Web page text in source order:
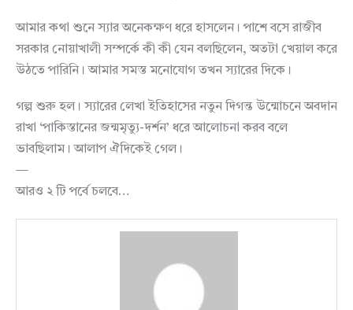
আমার কথা শুনে স্যার অনেকক্ষণ ধরে হাসলেন। পাশে বসে রাজীব
সরকার নোয়াখালী সম্পর্কে কী কী যেন বলছিলেন, অতটা খেয়াল করে
উঠতে পারিনি। আমার সমস্ত মনোযোগ তখন স্যারের দিকে।
গল্প শুরু হল। স্যারের লেখা ইতিহাসের নতুন দিগন্ত উন্মোচনে অবদান
রাখা ‘পাকিস্তানের জন্মমৃত্যু-দর্শন’ ধরে আলোচনা করব বলে
ভাবছিলাম। আলাপ ঐদিকেই গেল।
—
আরও ২ টি পর্বে চলবে…